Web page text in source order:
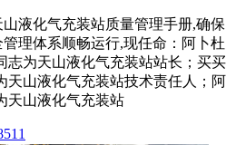
液化气充装站质量管理手册,确保
理体系顺畅运行,现任命：阿卜杜
志为天山液化气充装站站长；买买
天山液化气充装站技术责任人；阿
天山液化气充装站